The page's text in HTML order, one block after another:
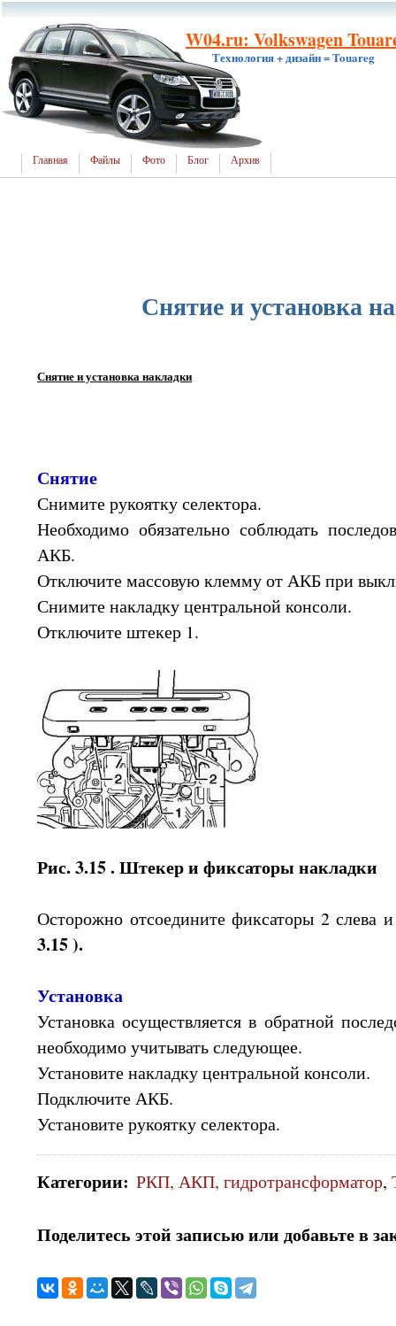
W04.ru: Volkswagen
Технология + дизайн = Touareg
Главная Файлы Фото Блог Архив
Снятие и установка
Снятие и установка накладки
Снятие
Снимите рукоятку селектора.
Необходимо обязательно соблюдать
АКБ.
Отключите массовую клемму от АКБ при
Снимите накладку центральной консоли.
Отключите штекер 1.
Рис. 3.15 . Штекер и фиксаторы накладки
Осторожно отсоедините фиксаторы 2 слева
3.15 ).
Установка
Установка осуществляется в обратной
необходимо учитывать следующее.
Установите накладку центральной консоли.
Подключите АКБ.
Установите рукоятку селектора.
Категории: РКП, АКП, гидротрансформатор,
Поделитесь этой записью или добавьте в